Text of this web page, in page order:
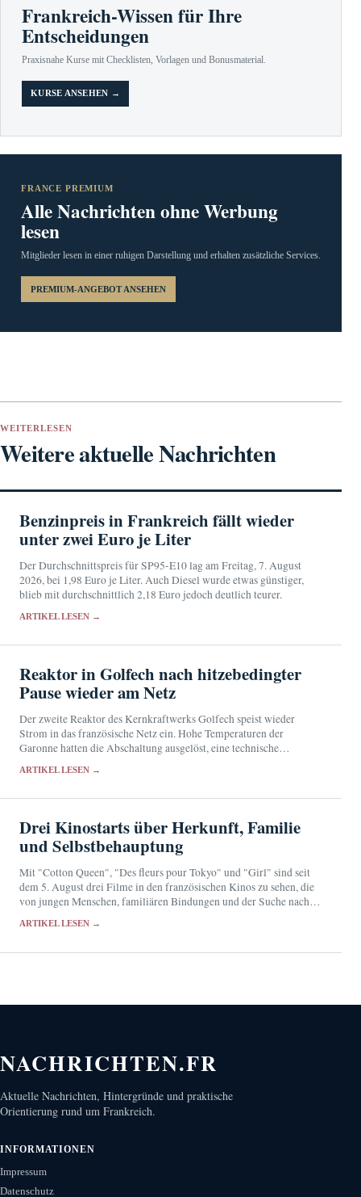
Frankreich-Wissen für Ihre
Entscheidungen
Praxisnahe Kurse mit Checklisten, Vorlagen und Bonusmaterial.
KURSE ANSEHEN →
FRANCE PREMIUM
Alle Nachrichten ohne Werbung
lesen
Mitglieder lesen in einer ruhigen Darstellung und erhalten zusätzliche Services.
PREMIUM-ANGEBOT ANSEHEN
WEITERLESEN
Weitere aktuelle Nachrichten
Benzinpreis in Frankreich fällt wieder
unter zwei Euro je Liter
Der Durchschnittspreis für SP95-E10 lag am Freitag, 7. August
2026, bei 1,98 Euro je Liter. Auch Diesel wurde etwas günstiger,
blieb mit durchschnittlich 2,18 Euro jedoch deutlich teurer.
ARTIKEL LESEN →
Reaktor in Golfech nach hitzebedingter
Pause wieder am Netz
Der zweite Reaktor des Kernkraftwerks Golfech speist wieder
Strom in das französische Netz ein. Hohe Temperaturen der
Garonne hatten die Abschaltung ausgelöst, eine technische
ARTIKEL LESEN →
Drei Kinostarts über Herkunft, Familie
und Selbstbehauptung
Mit "Cotton Queen", "Des fleurs pour Tokyo" und "Girl" sind seit
dem 5. August drei Filme in den französischen Kinos zu sehen, die
von jungen Menschen, familiären Bindungen und der Suche nach
ARTIKEL LESEN →
NACHRICHTEN.FR
Aktuelle Nachrichten, Hintergründe und praktische
Orientierung rund um Frankreich.
INFORMATIONEN
Impressum
Datenschutz